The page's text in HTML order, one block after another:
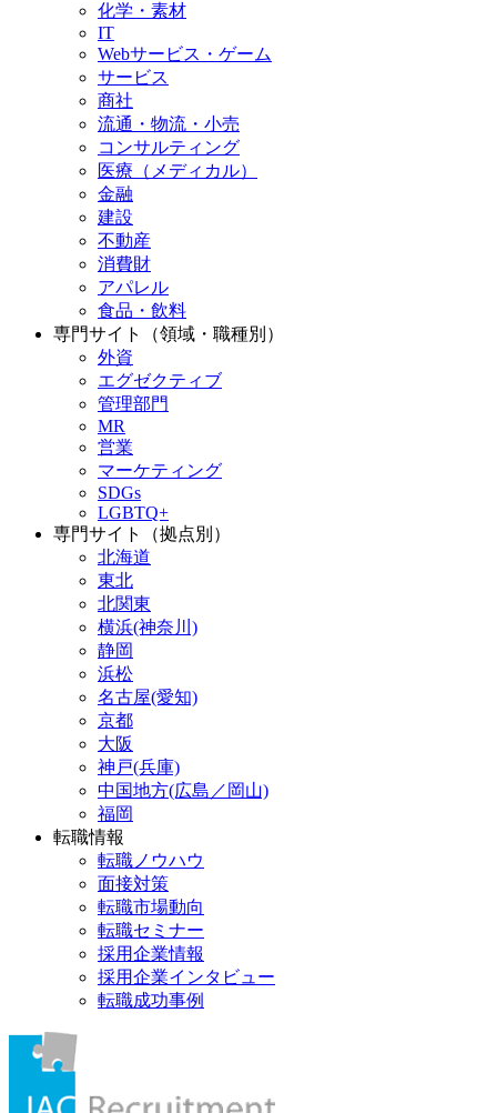
化学・素材
IT
Webサービス・ゲーム
サービス
商社
流通・物流・小売
コンサルティング
医療（メディカル）
金融
建設
不動産
消費財
アパレル
食品・飲料
専門サイト（領域・職種別）
外資
エグゼクティブ
管理部門
MR
営業
マーケティング
SDGs
LGBTQ+
専門サイト（拠点別）
北海道
東北
北関東
横浜(神奈川)
静岡
浜松
名古屋(愛知)
京都
大阪
神戸(兵庫)
中国地方(広島／岡山)
福岡
転職情報
転職ノウハウ
面接対策
転職市場動向
転職セミナー
採用企業情報
採用企業インタビュー
転職成功事例